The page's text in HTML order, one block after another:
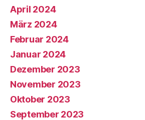
April 2024
März 2024
Februar 2024
Januar 2024
Dezember 2023
November 2023
Oktober 2023
September 2023